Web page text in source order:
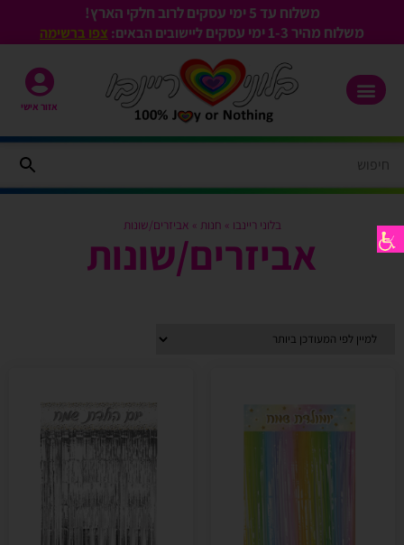
משלוח עד 5 ימי עסקים לרוב חלקי הארץ!
משלוח מהיר 1-3
ימי עסקים ליישובים הבאים: צפו ברשימה
אזור אישי
בלוני ריינבו » חנות » אביזרים/שונות​
אביזרים/שונות​